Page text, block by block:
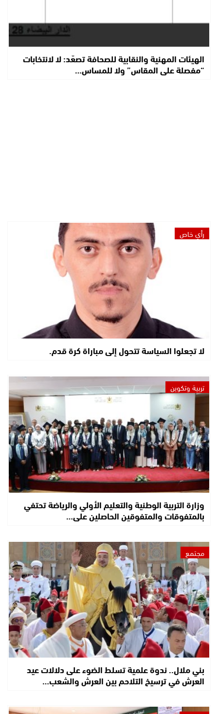
الهيئات المهنية والنقابية للصحافة تصعّد: لا لانتخابات
“مفصلة على المقاس” ولا للمساس…
رأي خاص
لا تجعلوا السياسة تتحول إلى مباراة كرة قدم.
تربية وتكوين
وزارة التربية الوطنية والتعليم الأولي والرياضة تحتفي
بالمتفوقات والمتفوقين الحاصلين على…
مجتمع
بني ملال.. ندوة علمية تسلط الضوء على دلالات عيد
العرش في ترسيخ التلاحم بين العرش والشعب…